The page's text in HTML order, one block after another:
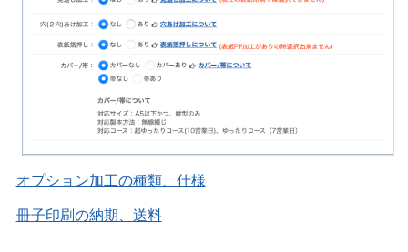
オプション加工の種類、仕様
冊子印刷の納期、送料